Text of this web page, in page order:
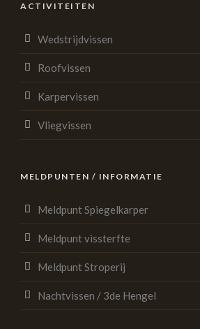
ACTIVITEITEN
Wedstrijdvissen
Roofvissen
Karpervissen
Vliegvissen
MELDPUNTEN / INFORMATIE
Meldpunt Spiegelkarper
Meldpunt vissterfte
Meldpunt Stroperij
Nachtvissen / 3de Hengel